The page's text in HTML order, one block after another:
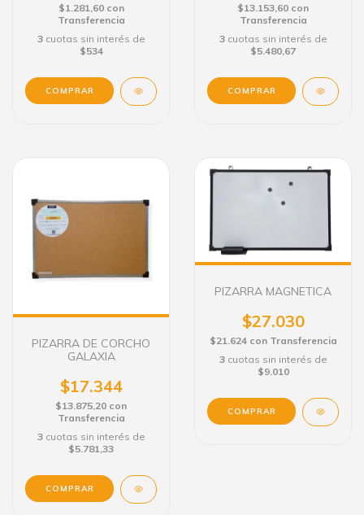
$1.281,60 con
Transferencia
3 cuotas sin interés de
$534
COMPRAR
$13.153,60 con
Transferencia
3 cuotas sin interés de
$5.480,67
COMPRAR
PIZARRA DE CORCHO
GALAXIA
$17.344
$13.875,20 con
Transferencia
3 cuotas sin interés de
$5.781,33
COMPRAR
PIZARRA MAGNETICA
$27.030
$21.624 con Transferencia
3 cuotas sin interés de
$9.010
COMPRAR